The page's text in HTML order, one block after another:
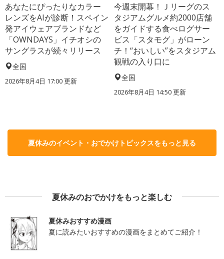
あなたにぴったりなカラー
レンズをAIが診断！スペイン
発アイウェアブランドなど
「OWNDAYS」イチオシの
サングラスが続々リリース
全国
2026年8月4日 17:00更新
今週末開幕！Ｊリーグのス
タジアムグルメ約2000店舗
をガイドする食べログサー
ビス「スタモグ」がローン
チ！“おいしい”をスタジアム
観戦の入り口に
全国
2026年8月4日 14:50更新
夏休みのイベント・おでかけトピックスをもっと見る
夏休みのおでかけをもっと楽しむ
夏休みおすすめ漫画
夏に読みたいおすすめの漫画をまとめてご紹介！